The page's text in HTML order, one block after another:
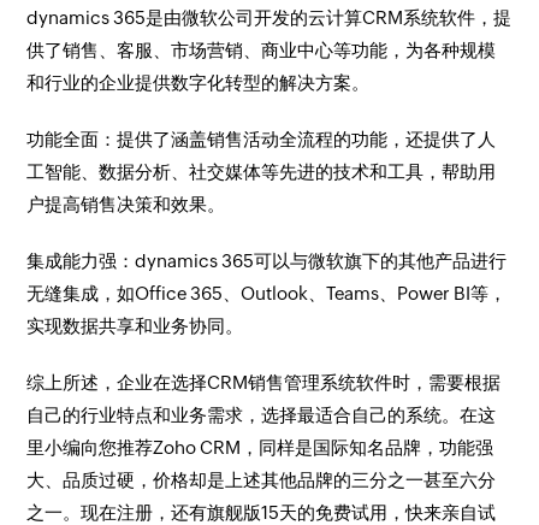
dynamics 365是由微软公司开发的云计算CRM系统软件，提
供了销售、客服、市场营销、商业中心等功能，为各种规模
和行业的企业提供数字化转型的解决方案。
功能全面：提供了涵盖销售活动全流程的功能，还提供了人
工智能、数据分析、社交媒体等先进的技术和工具，帮助用
户提高销售决策和效果。
集成能力强：dynamics 365可以与微软旗下的其他产品进行
无缝集成，如Office 365、Outlook、Teams、Power BI等，
实现数据共享和业务协同。
综上所述，企业在选择CRM销售管理系统软件时，需要根据
自己的行业特点和业务需求，选择最适合自己的系统。在这
里小编向您推荐Zoho CRM，同样是国际知名品牌，功能强
大、品质过硬，价格却是上述其他品牌的三分之一甚至六分
之一。现在注册，还有旗舰版15天的免费试用，快来亲自试